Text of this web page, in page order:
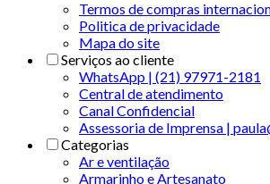
Termos de compras
Politica de privacidade
Mapa do site
Serviços ao cliente
WhatsApp | (21) 97971-2181
Central de atendimento
Canal Confidencial
Assessoria de Imprensa |
Categorias
Ar e ventilação
Armarinho e Artesanato